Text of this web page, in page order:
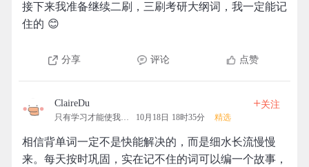
接下来我准备继续二刷，三刷考研大纲词，我一定能记
住的 😊
分享 评论 点赞
ClaireDu
只有学习才能使我快乐 10月18日 18时35分 精选
+关注
相信背单词一定不是快能解决的，而是细水长流慢慢
来。每天按时巩固，实在记不住的词可以编一个故事，